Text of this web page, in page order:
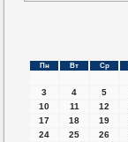
Пн Вт Ср
3
4 5
10
11 12
17
18 19
24
25 26